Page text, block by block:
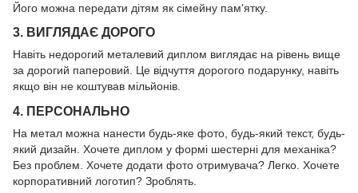
Його можна передати дітям як сімейну пам'ятку.
3. ВИГЛЯДАЄ ДОРОГО
Навіть недорогий металевий диплом виглядає на рівень вище
за дорогий паперовий. Це відчуття дорогого подарунку, навіть
якщо він не коштував мільйонів.
4. ПЕРСОНАЛЬНО
На метал можна нанести будь-яке фото, будь-який текст, будь-
який дизайн. Хочете диплом у формі шестерні для механіка?
Без проблем. Хочете додати фото отримувача? Легко. Хочете
корпоративний логотип? Зроблять.